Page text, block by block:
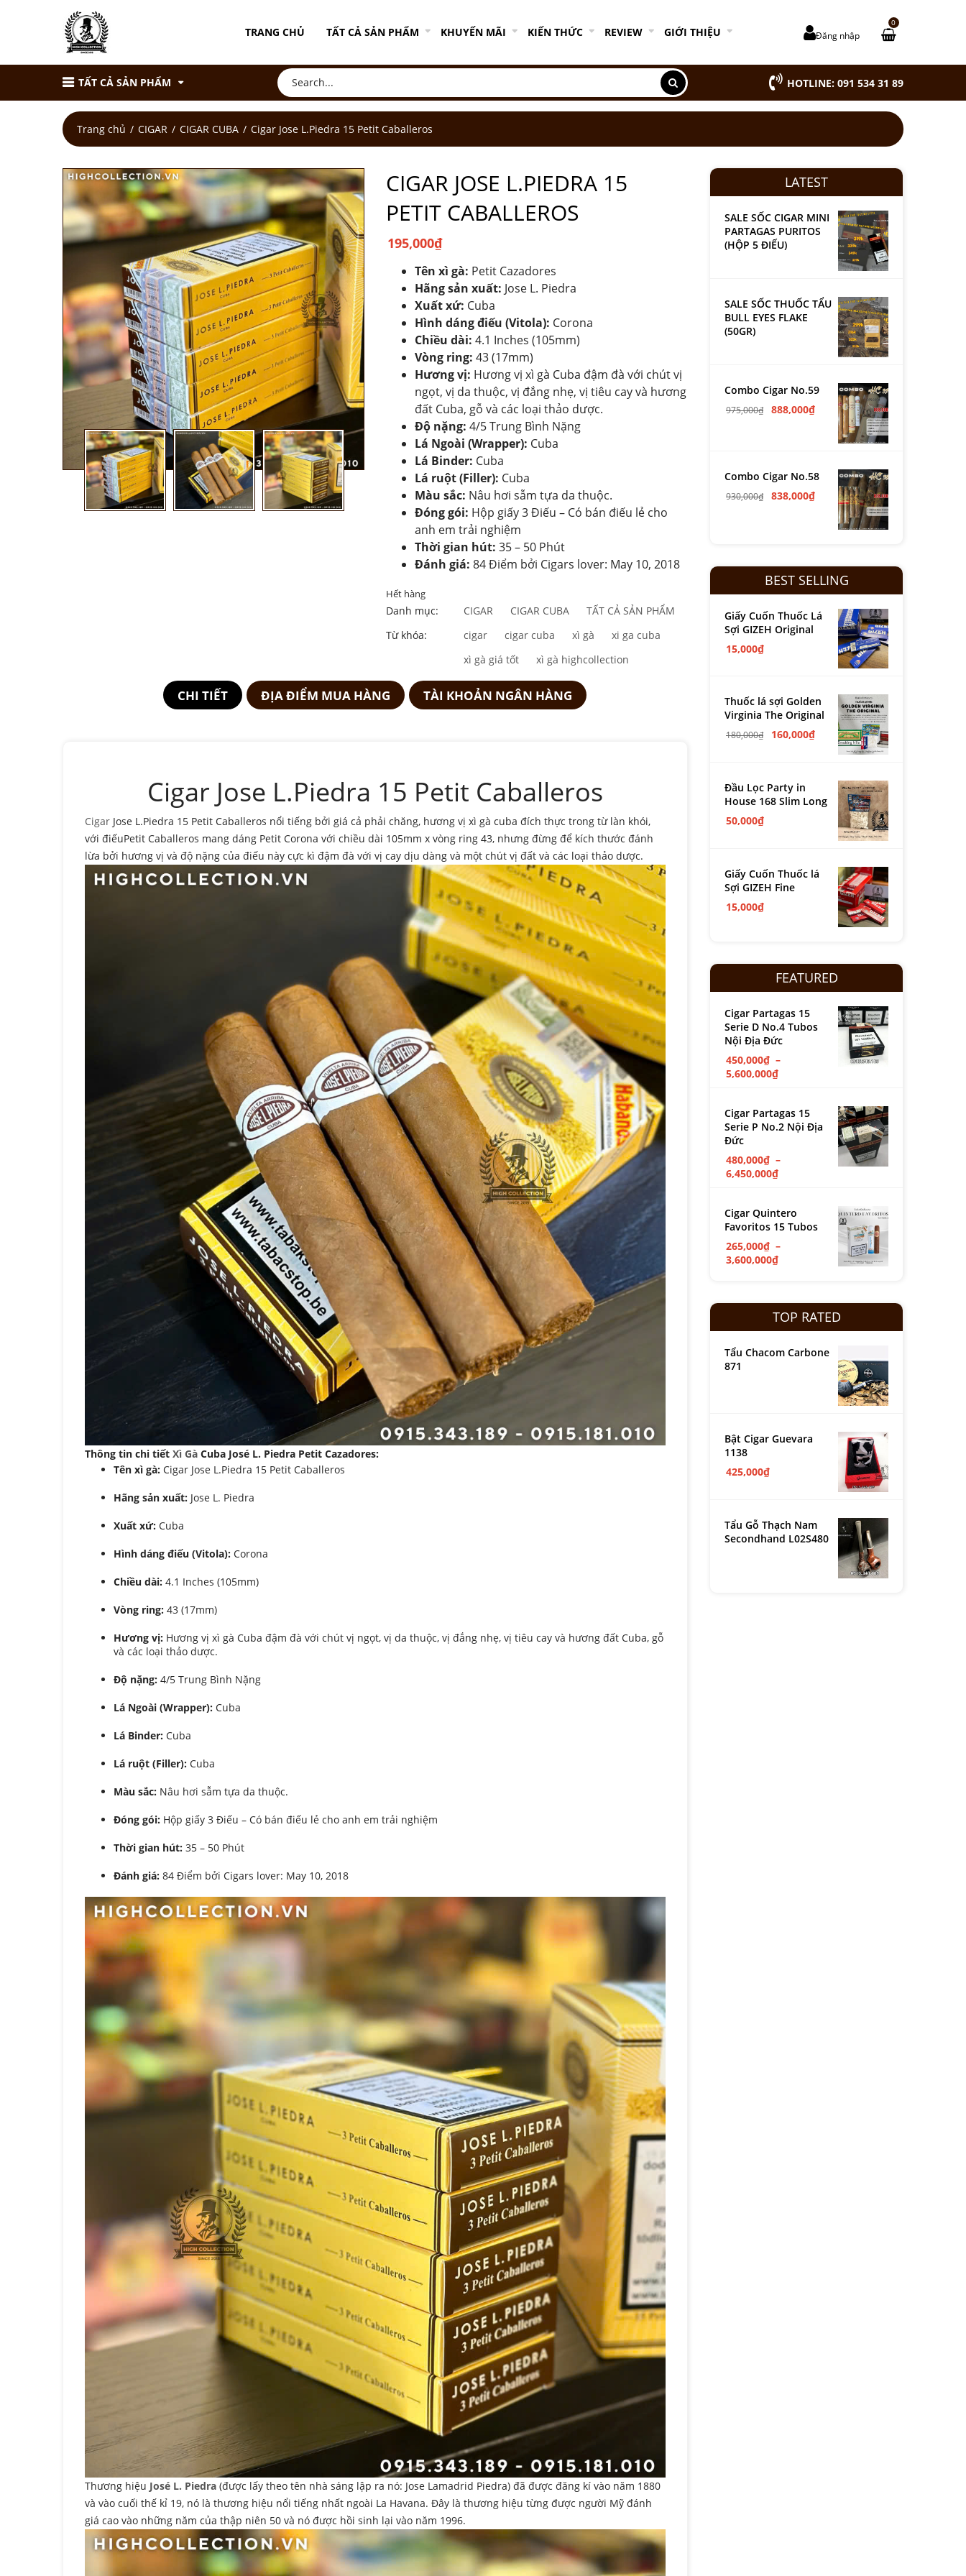
TRANG CHỦ TẤT CẢ SẢN PHẨM KHUYẾN MÃI KIẾN THỨC REVIEW GIỚI THIỆU Đăng nhập
0
TẤT CẢ SẢN PHẨM HOTLINE: 091 534 31 89
Trang chủ CIGAR CIGAR CUBA Cigar Jose L.Piedra 15 Petit Caballeros
CIGAR JOSE L.PIEDRA 15
PETIT CABALLEROS
195,000₫
Tên xì gà: Petit Cazadores
Hãng sản xuất: Jose L. Piedra
Xuất xứ: Cuba
Hình dáng điếu (Vitola): Corona
Chiều dài: 4.1 Inches (105mm)
Vòng ring: 43 (17mm)
Hương vị: Hương vị xì gà Cuba đậm đà với chút vị
ngọt, vị da thuộc, vị đắng nhẹ, vị tiêu cay và hương
đất Cuba, gỗ và các loại thảo dược.
Độ nặng: 4/5 Trung Bình Nặng
Lá Ngoài (Wrapper): Cuba
Lá Binder: Cuba
Lá ruột (Filler): Cuba
Màu sắc: Nâu hơi sẫm tựa da thuộc.
Đóng gói: Hộp giấy 3 Điếu – Có bán điếu lẻ cho
anh em trải nghiệm
Thời gian hút: 35 – 50 Phút
Đánh giá: 84 Điểm bởi Cigars lover: May 10, 2018
Hết hàng
Danh mục: CIGAR CIGAR CUBA
TẤT CẢ SẢN PHẨM
Từ khóa:
cigar cigar cuba xì gà
xi ga cuba
xì gà giá tốt
xì gà highcollection
CHI TIẾT ĐỊA ĐIỂM MUA HÀNG TÀI KHOẢN NGÂN HÀNG
Cigar Jose L.Piedra 15 Petit Caballeros
Cigar Jose L.Piedra 15 Petit Caballeros nổi tiếng bởi giá cả phải chăng, hương vị xì gà cuba đích thực trong từ làn khói,
với điếuPetit Caballeros mang dáng Petit Corona với chiều dài 105mm x vòng ring 43, nhưng đừng để kích thước đánh
lừa bởi hương vị và độ nặng của điếu này cực kì đậm đà với vị cay dịu dàng và một chút vị đất và các loại thảo dược.
Thông tin chi tiết Xì Gà Cuba José L. Piedra Petit Cazadores:
Tên xì gà: Cigar Jose L.Piedra 15 Petit Caballeros
Hãng sản xuất: Jose L. Piedra
Xuất xứ: Cuba
Hình dáng điếu (Vitola): Corona
Chiều dài: 4.1 Inches (105mm)
Vòng ring: 43 (17mm)
Hương vị: Hương vị xì gà Cuba đậm đà với chút vị ngọt, vị da thuộc, vị đắng nhẹ, vị tiêu cay và hương đất Cuba, gỗ
và các loại thảo dược.
Độ nặng: 4/5 Trung Bình Nặng
Lá Ngoài (Wrapper): Cuba
Lá Binder: Cuba
Lá ruột (Filler): Cuba
Màu sắc: Nâu hơi sẫm tựa da thuộc.
Đóng gói: Hộp giấy 3 Điếu – Có bán điếu lẻ cho anh em trải nghiệm
Thời gian hút: 35 – 50 Phút
Đánh giá: 84 Điểm bởi Cigars lover: May 10, 2018
Thương hiệu José L. Piedra (được lấy theo tên nhà sáng lập ra nó: Jose Lamadrid Piedra) đã được đăng kí vào năm 1880
và vào cuối thế kỉ 19, nó là thương hiệu nổi tiếng nhất ngoài La Havana. Đây là thương hiệu từng được người Mỹ đánh
giá cao vào những năm của thập niên 50 và nó được hồi sinh lại vào năm 1996.
LATEST
SALE SỐC CIGAR MINI
PARTAGAS PURITOS
(HỘP 5 ĐIẾU)
SALE SỐC THUỐC TẨU
BULL EYES FLAKE
(50GR)
Combo Cigar No.59
975,000₫ 888,000₫
Combo Cigar No.58
930,000₫ 838,000₫
BEST SELLING
Giấy Cuốn Thuốc Lá
Sợi GIZEH Original
15,000₫
Thuốc lá sợi Golden
Virginia The Original
180,000₫ 160,000₫
Đầu Lọc Party in
House 168 Slim Long
50,000₫
Giấy Cuốn Thuốc lá
Sợi GIZEH Fine
15,000₫
FEATURED
Cigar Partagas 15
Serie D No.4 Tubos
Nội Địa Đức
450,000₫ –
5,600,000₫
Cigar Partagas 15
Serie P No.2 Nội Địa
Đức
480,000₫ –
6,450,000₫
Cigar Quintero
Favoritos 15 Tubos
265,000₫ –
3,600,000₫
TOP RATED
Tẩu Chacom Carbone
871
Bật Cigar Guevara
1138
425,000₫
Tẩu Gỗ Thạch Nam
Secondhand L02S480